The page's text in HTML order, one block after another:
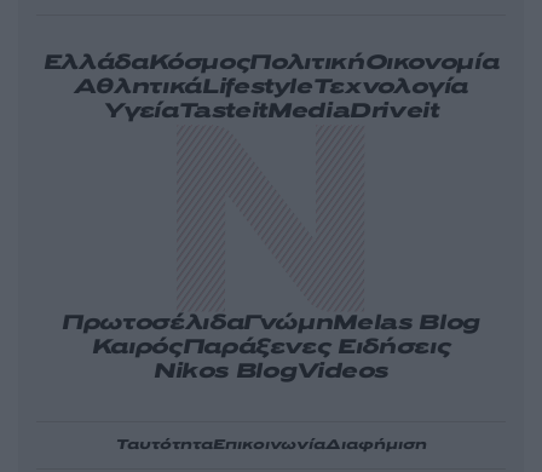
ΕλλάδαΚόσμοςΠολιτικήΟικονομία
ΑθλητικάLifestyleΤεχνολογία
ΥγείαTasteitMediaDriveit
ΠρωτοσέλιδαΓνώμηMelas Blog
ΚαιρόςΠαράξενες Ειδήσεις
Nikos BlogVideos
ΤαυτότηταΕπικοινωνίαΔιαφήμιση